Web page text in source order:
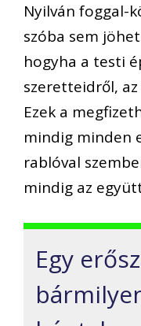
Nyilván foggal-
szóba sem
hogyha a testi
szeretteidről, az
Ezek a
mindig minden
rablóval
mindig az
Egy